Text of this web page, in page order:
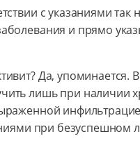
с указаниями
и прямо
Да, упоминается. В
лишь при наличии
при безуспешном